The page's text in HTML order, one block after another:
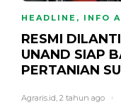
HEADLINE , INFO
RESMI
UNAND SIAP
PERTANIAN
Agraris.id, 2 tahun ago